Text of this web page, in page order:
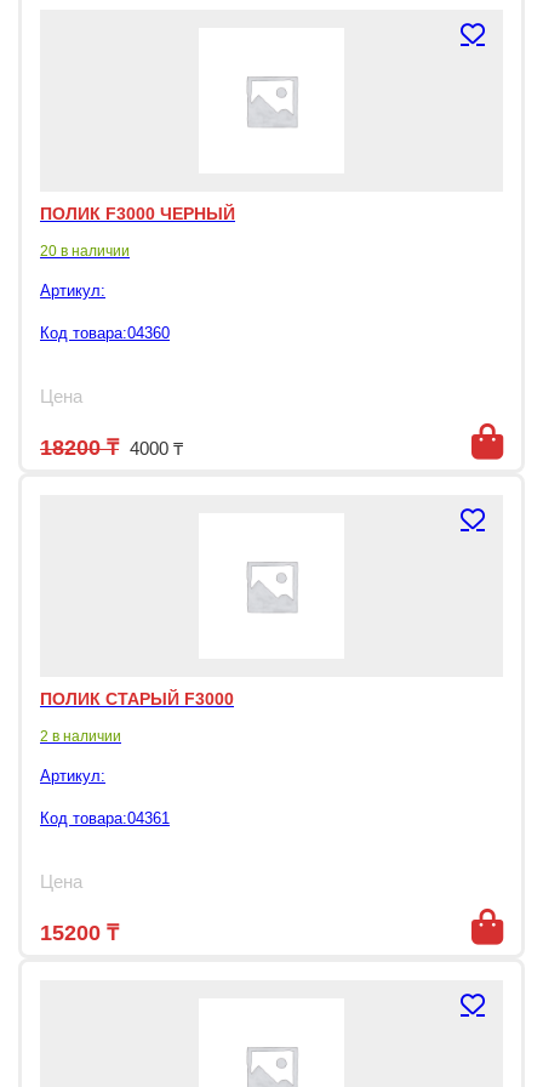
ПОЛИК F3000 ЧЕРНЫЙ
20 в наличии
Артикул:
Код товара:04360
Цена
18200₸ Первоначальная цена составляла
4000 ₸Текущая цена: 4000 ₸.
ПОЛИК СТАРЫЙ F3000
2 в наличии
Артикул:
Код товара:04361
Цена
15200 ₸